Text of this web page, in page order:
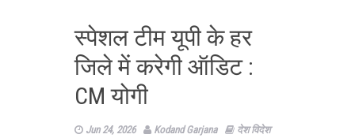
स्पेशल टीम यूपी के हर
जिले में करेगी ऑडिट :
CM योगी
Jun 24, 2026 Kodand Garjana
देश विदेश